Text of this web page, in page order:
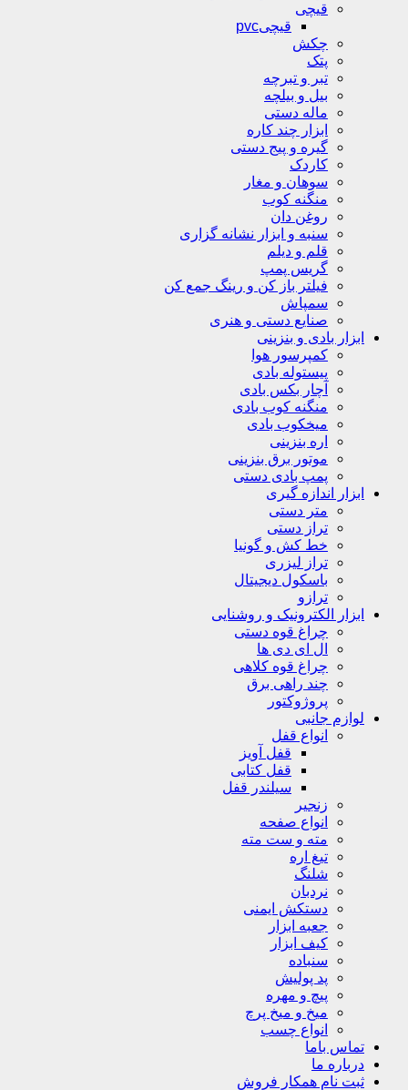
قیچی
قیچیpvc
چکش
پتک
تبر و تبرچه
بیل و بیلچه
ماله دستی
ابزار چند کاره
گیره و پیج دستی
کاردک
سوهان و مغار
منگنه کوب
روغن دان
سنبه و ابزار نشانه گزاری
قلم و دیلم
گریس پمپ
فیلتر باز کن و رینگ جمع کن
سمپاش
صنایع دستی و هنری
ابزار بادی و بنزینی
کمپرسور هوا
پیستوله بادی
آچار بکس بادی
منگنه کوب بادی
میخکوب بادی
اره بنزینی
موتور برق بنزینی
پمپ بادی دستی
ابزار اندازه گیری
متر دستی
تراز دستی
خط کش و گونیا
تراز لیزری
باسکول دیجیتال
ترازو
ابزار الکترونیک و روشنایی
چراغ قوه دستی
ال ای دی ها
چراغ قوه کلاهی
چند راهی برق
پروژوکتور
لوازم جانبی
انواع قفل
قفل آویز
قفل کتابی
سیلندر قفل
زنجیر
انواع صفحه
مته و ست مته
تیغ اره
شلنگ
نردبان
دستکش ایمنی
جعبه ابزار
کیف ابزار
سنباده
پد پولیش
پیچ و مهره
میخ و میخ پرچ
انواع چسب
تماس باما
درباره ما
ثبت نام همکار فروش